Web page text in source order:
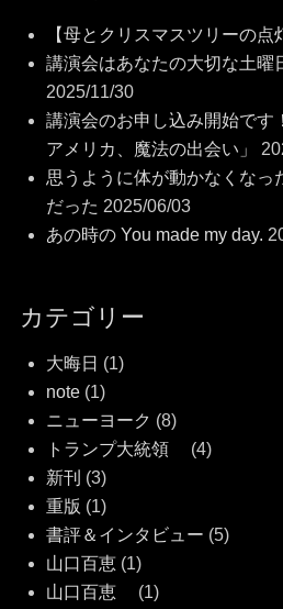
【母とクリスマスツリーの点
講演会はあなたの大切な土曜
2025/11/30
講演会のお申し込み開始です
アメリカ、魔法の出会い」
思うように体が動かなくなっ
だった 2025/06/03
あの時の You made my day.
カテゴリー
大晦日 (1)
note(1)
ニューヨーク (8)
トランプ大統領
(4)
新刊 (3)
重版 (1)
書評＆インタビュー (5)
山口百恵(1)
山口百恵
(1)